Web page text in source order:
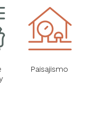
Paisajismo